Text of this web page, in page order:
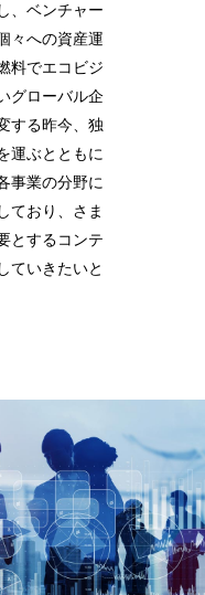
、ベンチャー
々への資産運
料でエコビジ
グローバル企
する昨今、独
運ぶとともに
事業の分野に
ており、さま
とするコンテ
ていきたいと